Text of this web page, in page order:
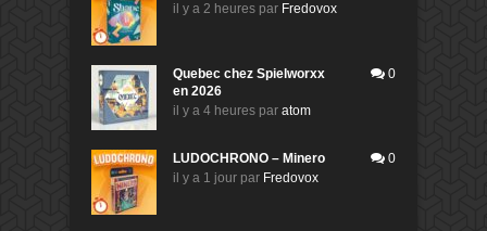
il y a 2 heures par Fredovox
Quebec chez Spielworxx
en 2026
il y a 4 heures par atom
0
LUDOCHRONO – Minero
il y a 1 jour par Fredovox
0